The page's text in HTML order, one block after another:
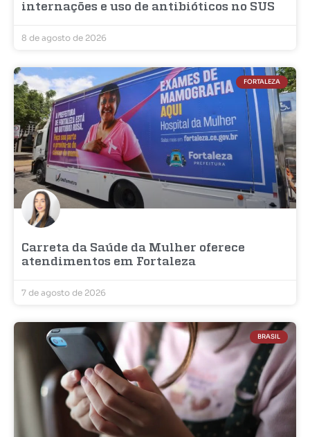
internações e uso de antibióticos no SUS
8 de agosto de 2026
FORTALEZA
Carreta da Saúde da Mulher oferece
atendimentos em Fortaleza
7 de agosto de 2026
BRASIL